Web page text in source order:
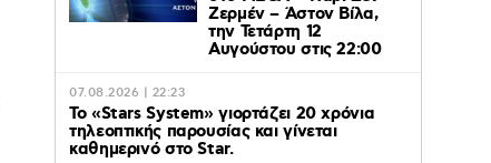
Ζερμέν – Άστον Βίλα,
την Τετάρτη 12
Αυγούστου στις 22:00
07.08.2026 | 22:23
Το «Stars System» γιορτάζει 20 χρόνια
τηλεοπτικής παρουσίας και γίνεται
καθημερινό στο Star.